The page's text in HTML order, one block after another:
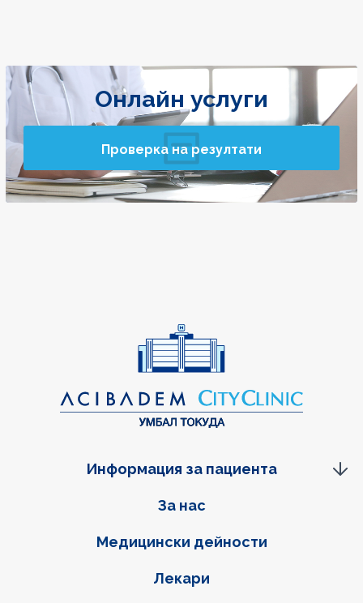
Онлайн услуги
Проверка на резултати
Фуутер навигация
За нас
Медицински дейности
Лекари
Информация за пациента